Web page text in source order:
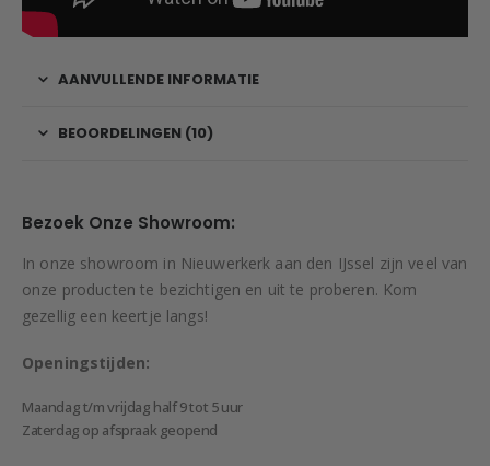
AANVULLENDE INFORMATIE
BEOORDELINGEN (10)
Bezoek Onze Showroom:
In onze showroom in Nieuwerkerk aan den IJssel zijn veel van
onze producten te bezichtigen en uit te proberen. Kom
gezellig een keertje langs!
Openingstijden:
Maandag t/m vrijdag half 9 tot 5 uur
Zaterdag op afspraak geopend